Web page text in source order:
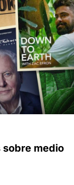
sobre medio